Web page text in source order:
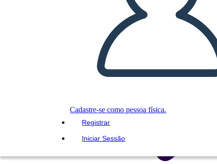
Cadastre-se como pessoa física.
Registrar
Iniciar Sessão